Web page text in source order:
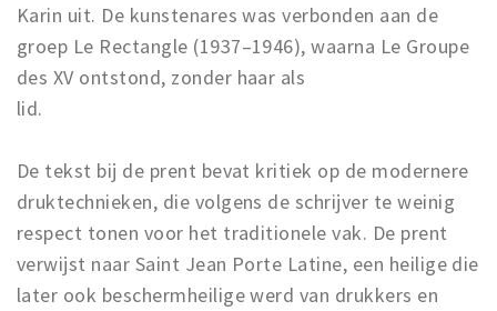
Karin uit. De kunstenares was verbonden aan de
groep Le Rectangle (1937–1946), waarna Le Groupe
des XV ontstond, zonder haar als
lid.
De tekst bij de prent bevat kritiek op de modernere
druktechnieken, die volgens de schrijver te weinig
respect tonen voor het traditionele vak. De prent
verwijst naar Saint Jean Porte Latine, een heilige die
later ook beschermheilige werd van drukkers en